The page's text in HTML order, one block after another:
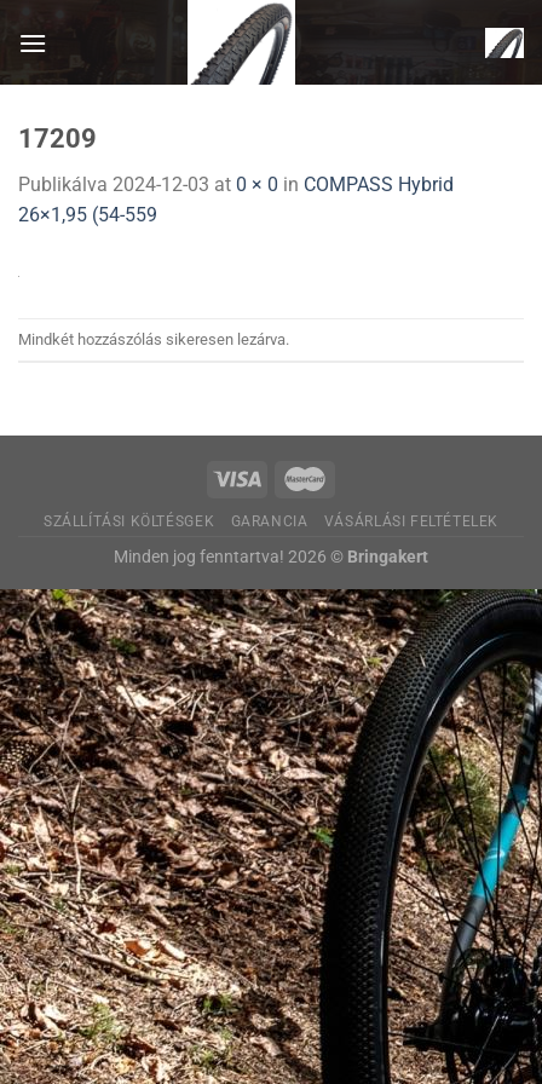
17209
Publikálva 2024-12-03 at 0 × 0 in COMPASS Hybrid
26×1,95 (54-559
Mindkét hozzászólás sikeresen lezárva.
SZÁLLÍTÁSI KÖLTÉSGEK GARANCIA VÁSÁRLÁSI FELTÉTELEK
Minden jog fenntartva! 2026 © Bringakert